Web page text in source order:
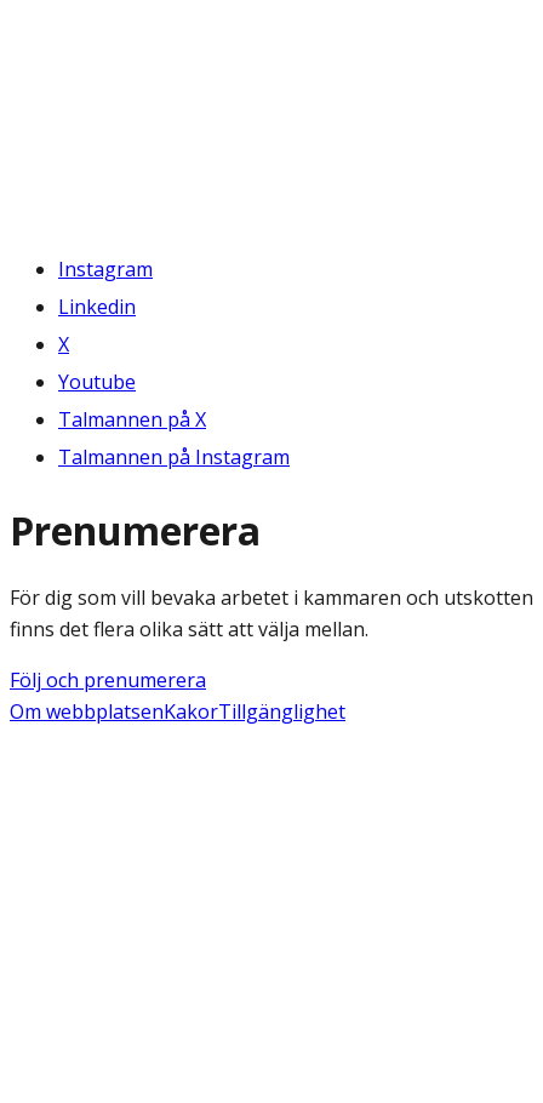
Instagram
Linkedin
X
Youtube
Talmannen på X
Talmannen på Instagram
Prenumerera
För dig som vill bevaka arbetet i kammaren och utskotten
finns det flera olika sätt att välja mellan.
Följ och prenumerera
Om webbplatsenKakorTillgänglighet